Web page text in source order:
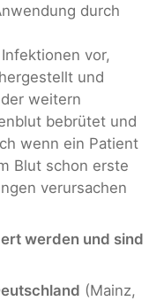
durch
vor,
und
weitern
bebrütet und
wenn ein Patient
Blut schon erste
verursachen
werden und sind
(Mainz,